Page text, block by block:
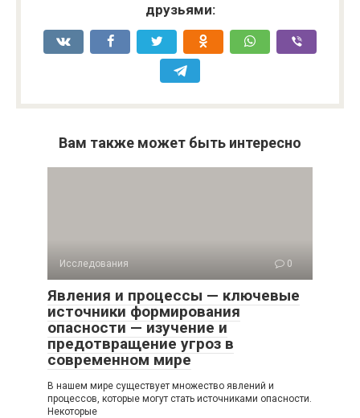
друзьями:
Вам также может быть интересно
Исследования 0
Явления и процессы — ключевые
источники формирования
опасности — изучение и
предотвращение угроз в
современном мире
В нашем мире существует множество явлений и
процессов, которые могут стать источниками опасности.
Некоторые